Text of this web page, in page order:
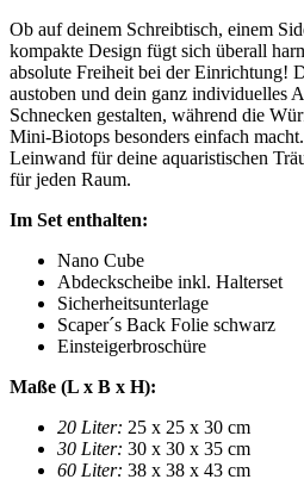
Ob auf deinem Schreibtisch, einem
kompakte Design fügt sich überall
absolute Freiheit bei der Einrichtung!
austoben und dein ganz individuelles
Schnecken gestalten, während die
Mini-Biotops besonders einfach
Leinwand für deine aquaristischen
für jeden Raum.
Im Set enthalten:
Nano Cube
Abdeckscheibe inkl. Halterset
Sicherheitsunterlage
Scaper´s Back Folie schwarz
Einsteigerbroschüre
Maße (L x B x H):
20 Liter: 25 x 25 x 30 cm
30 Liter: 30 x 30 x 35 cm
60 Liter: 38 x 38 x 43 cm